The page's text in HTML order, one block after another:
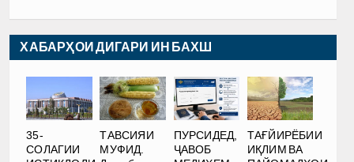
ХАБАРҲОИ ДИГАРИ ИН БАХШ
35-
СОЛАГИИ
ТАВСИЯИ
МУФИД.
ПУРСИДЕД,
ҶАВОБ
ТАҒЙИРЁБИИ
ИҚЛИМ ВА